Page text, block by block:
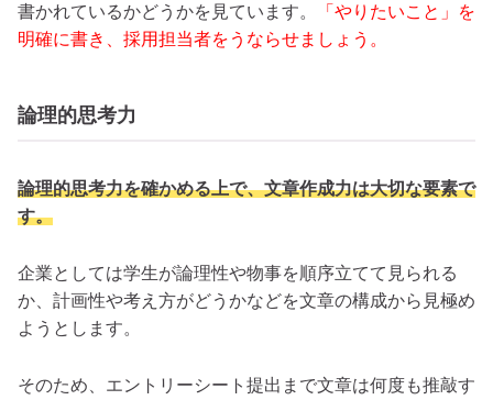
書かれているかどうかを見ています。
「やりたいこと」を
明確に書き、採用担当者をうならせましょう。
論理的思考力
論理的思考力を確かめる上で、文章作成力は大切な要素で
す。
企業としては学生が論理性や物事を順序立てて見られる
か、計画性や考え方がどうかなどを文章の構成から見極め
ようとします。
そのため、エントリーシート提出まで文章は何度も推敲す